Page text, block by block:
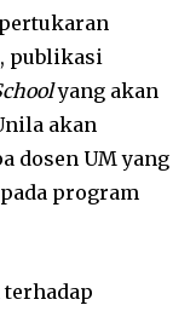
publikasi
yang akan
akan
dosen UM yang
program